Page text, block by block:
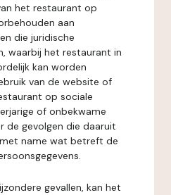
het restaurant op
aan
die juridische
waarbij het restaurant in
kan worden
van de website of
op sociale
of onbekwame
de gevolgen die daaruit
name wat betreft de
gevallen, kan het